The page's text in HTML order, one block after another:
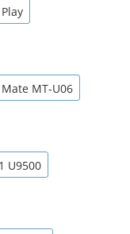
MT-U06
U9500